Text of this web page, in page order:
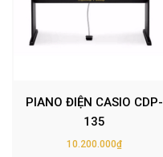
PIANO ĐIỆN CASIO CDP-
135
10.200.000₫